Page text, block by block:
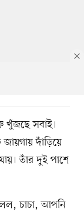
খুঁজছে সবাই।
দাঁড়িয়ে
তাঁর দুই পাশে
চাচা, আপনি